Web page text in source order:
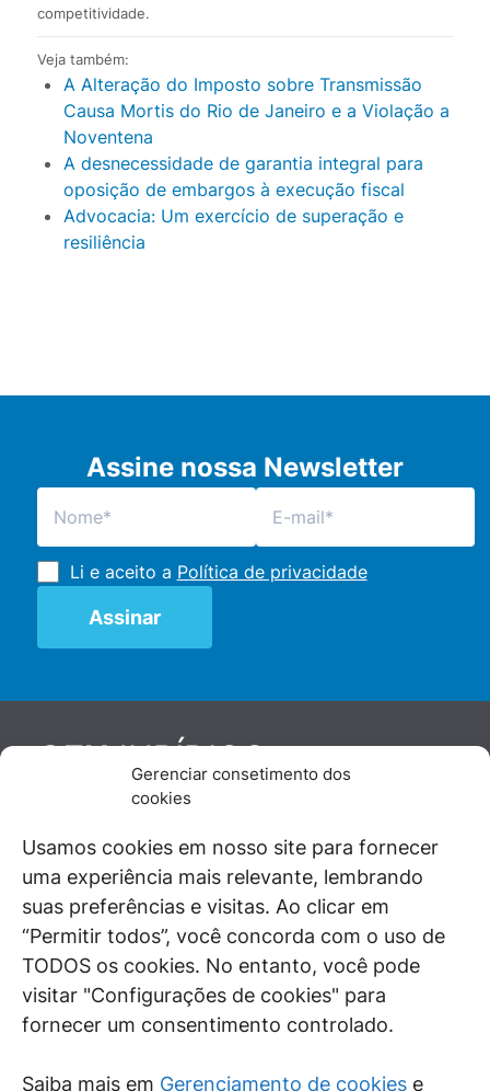
Gerenciar consetimento dos
cookies
Usamos cookies em nosso site para fornecer
uma experiência mais relevante, lembrando
suas preferências e visitas. Ao clicar em
“Permitir todos”, você concorda com o uso de
TODOS os cookies. No entanto, você pode
visitar "Configurações de cookies" para
fornecer um consentimento controlado.
Saiba mais em Gerenciamento de cookies e
competitividade.
Veja também:
A Alteração do Imposto sobre Transmissão
Causa Mortis do Rio de Janeiro e a Violação a
Noventena
A desnecessidade de garantia integral para
oposição de embargos à execução fiscal
Advocacia: Um exercício de superação e
resiliência
Assine nossa Newsletter
Li e aceito a Política de privacidade
GENJURÍDICO
De maneira independente, os autores e
juristas e doutrinadores nacionais, se posicionam
diante de questões relevantes do cotidiano e
universo jurídico.